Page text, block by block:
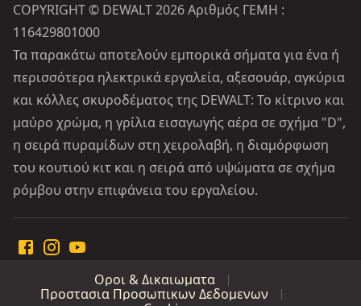
COPYRIGHT © DEWALT 2026 Αριθμός ΓΕΜΗ :
116429801000
Τα παρακάτω αποτελούν εμπορικά σήματα για ένα ή
περισσότερα ηλεκτρικά εργαλεία, αξεσουάρ, αγκύρια
και κόλλες σκυροδέματος της DEWALT: Το κίτρινο και
μαύρο χρώμα, η γρίλια εισαγωγής αέρα σε σχήμα "D",
η σειρά πυραμίδων στη χειρολαβή, η διαμόρφωση
του κουτιού κιτ και η σειρά από υψώματα σε σχήμα
ρόμβου στην επιφάνεια του εργαλείου.
Οροι & Δικαιωματα
Προστασια Προσωπικων Δεδομενων